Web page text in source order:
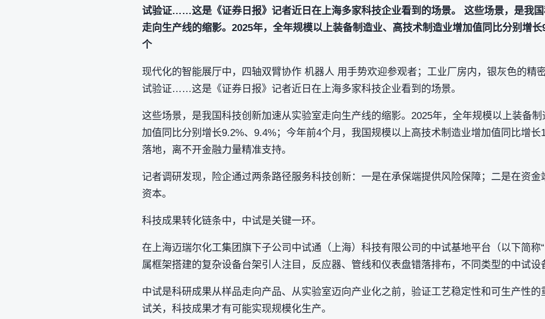
试验证……这是《证券日报》记者近日在上海多家科技企业看到的场景。 这些场景，是我
走向生产线的缩影。2025年，全年规模以上装备制造业、高技术制造业增加值同比分别增
个
现代化的智能展厅中，四轴双臂协作 机器人 用手势欢迎参观者；工业厂房内，银灰色的精
试验证……这是《证券日报》记者近日在上海多家科技企业看到的场景。
这些场景，是我国科技创新加速从实验室走向生产线的缩影。2025年，全年规模以上装备
加值同比分别增长9.2%、9.4%；今年前4个月，我国规模以上高技术制造业增加值同比增长
落地，离不开金融力量精准支持。
记者调研发现，险企通过两条路径服务科技创新：一是在承保端提供风险保障；二是在资
资本。
科技成果转化链条中，中试是关键一环。
在上海迈瑞尔化工集团旗下子公司中试通（上海）科技有限公司的中试基地平台（以下简称
属框架搭建的复杂设备台架引人注目，反应器、管线和仪表盘错落排布，不同类型的中试设
中试是科研成果从样品走向产品、从实验室迈向产业化之前，验证工艺稳定性和可生产性的
试关，科技成果才有可能实现规模化生产。